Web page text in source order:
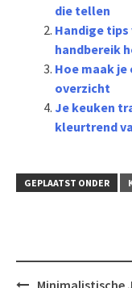
die tellen
Handige
handbereik
Hoe maak
overzicht
Je keuken
kleurtrend
GEPLAATST ONDER
BerichtMinimalistische